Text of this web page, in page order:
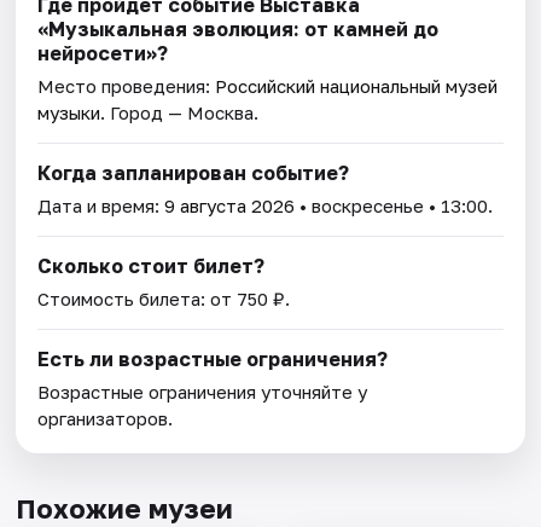
Где пройдет событие Выставка
«Музыкальная эволюция: от камней до
нейросети»?
Место проведения: Российский национальный музей
музыки. Город — Москва.
Когда запланирован событие?
Дата и время:9 августа 2026 • воскресенье • 13:00.
Сколько стоит билет?
Стоимость билета: от 750 ₽.
Есть ли возрастные ограничения?
Возрастные ограничения уточняйте у
организаторов.
Похожие музеи